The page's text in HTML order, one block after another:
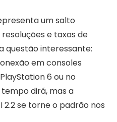
um salto
e taxas de
questão interessante:
em consoles
6 ou no
dirá, mas a
2.2 se torne o padrão nos